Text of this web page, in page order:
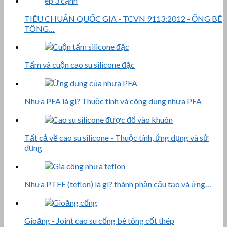
TIÊU CHUẨN QUỐC GIA - TCVN 9113:2012 - ỐNG BÊ
TÔNG…
Tấm và cuộn cao su silicone đặc
Nhựa PFA là gì? Thuộc tính và công dụng nhựa PFA
Tất cả về cao su silicone - Thuộc tính, ứng dụng và sử
dụng
Nhựa PTFE (teflon) là gì? thành phần cấu tạo và ứng…
Gioăng - Joint cao su cống bê tông cốt thép